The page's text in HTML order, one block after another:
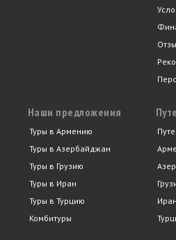
Наши предложения
Туры в Армению
Туры в Азербайджан
Туры в Грузию
Туры в Иран
Туры в Турцию
Комбитуры
Иран